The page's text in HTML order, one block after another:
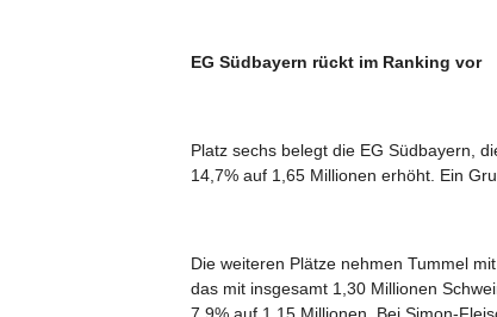
EG Südbayern rückt im Ranking vor
Platz sechs belegt die EG Südbayern,
14,7% auf 1,65 Millionen erhöht. Ein
Die weiteren Plätze nehmen Tummel
das mit insgesamt 1,30 Millionen